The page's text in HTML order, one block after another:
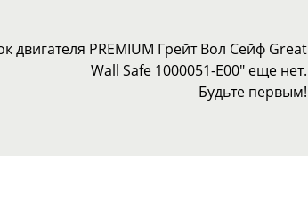
двигателя PREMIUM Грейт Вол Сейф Great
Wall Safe 1000051-E00" еще нет.
Будьте первым!